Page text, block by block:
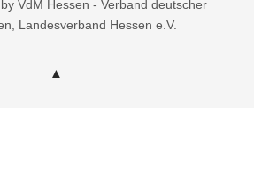
VdM Hessen - Verband deutscher
Landesverband Hessen e.V.